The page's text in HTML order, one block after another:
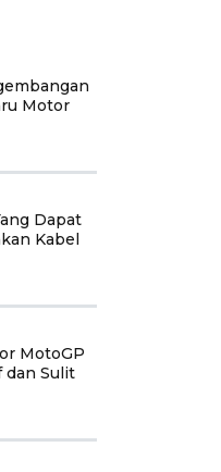
Motor
Dapat
Kabel
MotoGP
dan Sulit